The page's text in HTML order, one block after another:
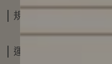
規格說明
運送方式